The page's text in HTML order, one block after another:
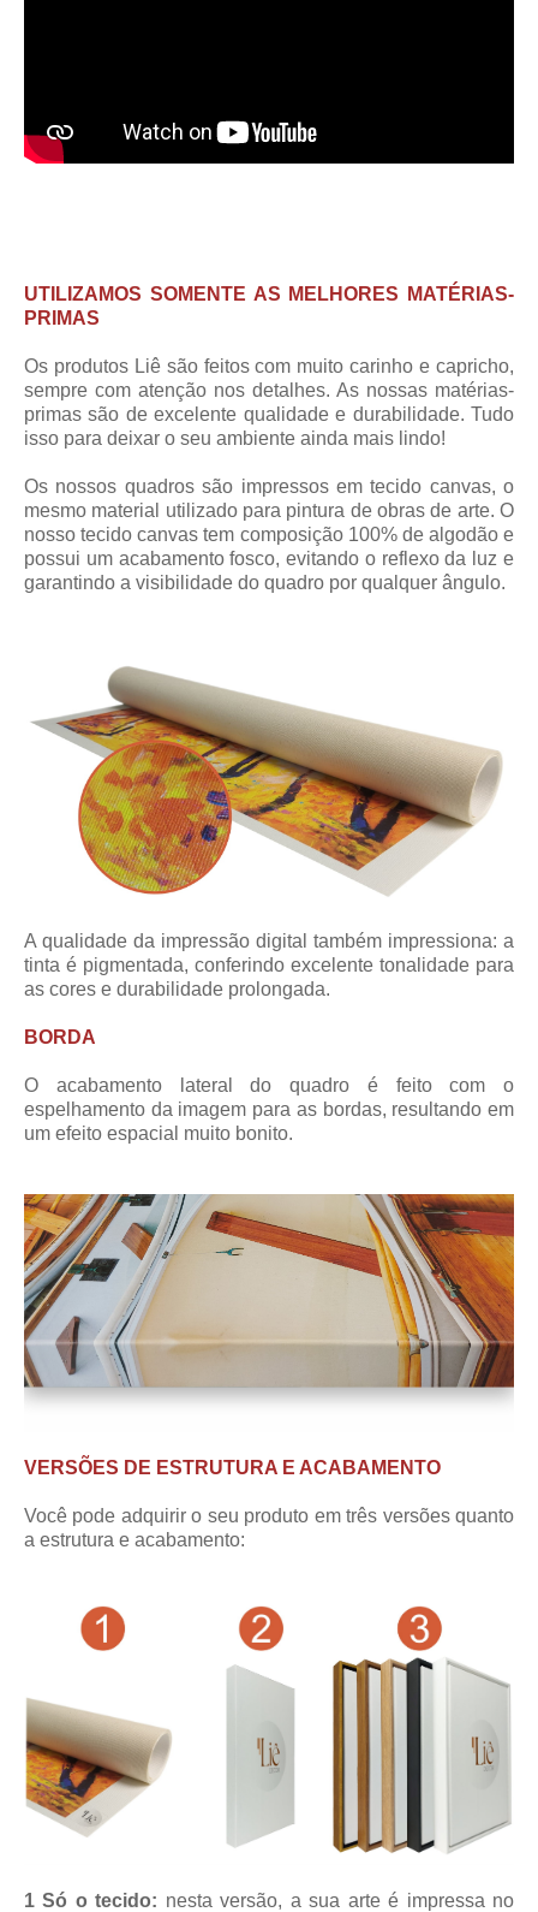
UTILIZAMOS SOMENTE AS MELHORES MATÉRIAS-
PRIMAS
Os produtos Liê são feitos com muito carinho e capricho,
sempre com atenção nos detalhes. As nossas matérias-
primas são de excelente qualidade e durabilidade. Tudo
isso para deixar o seu ambiente ainda mais lindo!
Os nossos quadros são impressos em tecido canvas, o
mesmo material utilizado para pintura de obras de arte. O
nosso tecido canvas tem composição 100% de algodão e
possui um acabamento fosco, evitando o reflexo da luz e
garantindo a visibilidade do quadro por qualquer ângulo.
A qualidade da impressão digital também impressiona: a
tinta é pigmentada, conferindo excelente tonalidade para
as cores e durabilidade prolongada.
BORDA
O acabamento lateral do quadro é feito com o
espelhamento da imagem para as bordas, resultando em
um efeito espacial muito bonito.
VERSÕES DE ESTRUTURA E ACABAMENTO
Você pode adquirir o seu produto em três versões quanto
a estrutura e acabamento:
1 Só o tecido: nesta versão, a sua arte é impressa no